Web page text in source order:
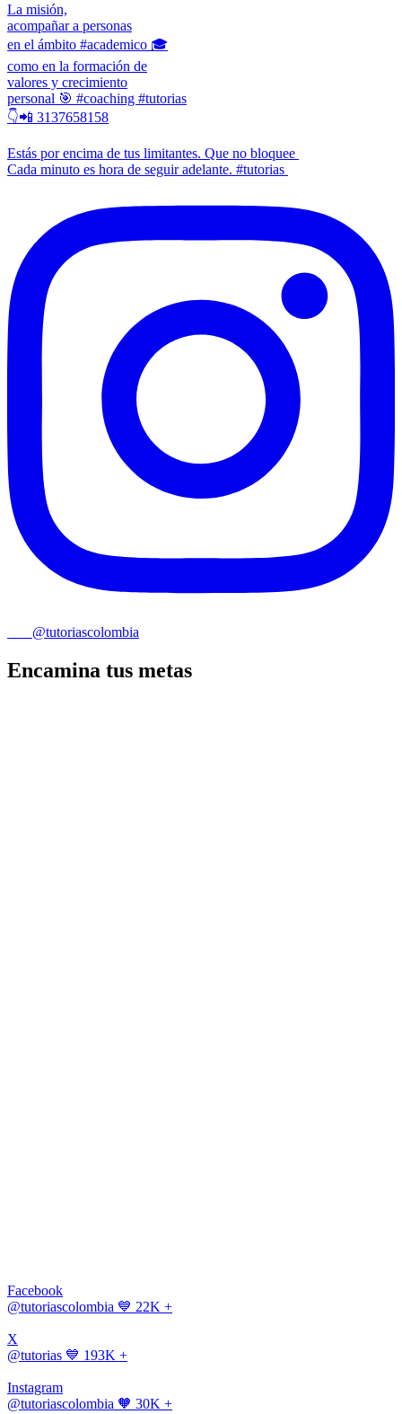
La misión,
acompañar a personas
en el ámbito #academico 🎓
como en la formación de
valores y crecimiento
personal 🎯 #coaching #tutorias
👇📲 3137658158
Estás por encima de tus limitantes. Que no bloquee
Cada minuto es hora de seguir adelante. #tutorias
@tutoriascolombia
Encamina tus metas
Facebook
@tutoriascolombia 💙 22K +
X
@tutorias 💙 193K +
Instagram
@tutoriascolombia 🧡 30K +